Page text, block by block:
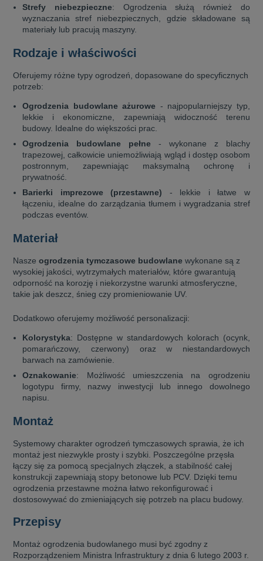
Strefy niebezpieczne: Ogrodzenia służą również do
wyznaczania stref niebezpiecznych, gdzie składowane są
materiały lub pracują maszyny.
Rodzaje i właściwości
Oferujemy różne typy ogrodzeń, dopasowane do specyficznych
potrzeb:
Ogrodzenia budowlane ażurowe - najpopularniejszy typ,
lekkie i ekonomiczne, zapewniają widoczność terenu
budowy. Idealne do większości prac.
Ogrodzenia budowlane pełne - wykonane z blachy
trapezowej, całkowicie uniemożliwiają wgląd i dostęp osobom
postronnym, zapewniając maksymalną ochronę i
prywatność.
Barierki imprezowe (przestawne) - lekkie i łatwe w
łączeniu, idealne do zarządzania tłumem i wygradzania stref
podczas eventów.
Materiał
Naszeogrodzenia tymczasowe budowlane wykonane są z
wysokiej jakości, wytrzymałych materiałów, które gwarantują
odporność na korozję i niekorzystne warunki atmosferyczne,
takie jak deszcz, śnieg czy promieniowanie UV.
Dodatkowo oferujemy możliwość personalizacji:
Kolorystyka: Dostępne w standardowych kolorach (ocynk,
pomarańczowy, czerwony) oraz w niestandardowych
barwach na zamówienie.
Oznakowanie: Możliwość umieszczenia na ogrodzeniu
logotypu firmy, nazwy inwestycji lub innego dowolnego
napisu.
Montaż
Systemowy charakter ogrodzeń tymczasowych sprawia, że ich
montaż jest niezwykle prosty i szybki. Poszczególne przęsła
łączy się za pomocą specjalnych złączek, a stabilność całej
konstrukcji zapewniają stopy betonowe lub PCV. Dzięki temu
ogrodzenia przestawne można łatwo rekonfigurować i
dostosowywać do zmieniających się potrzeb na placu budowy.
Przepisy
Montaż ogrodzenia budowlanego musi być zgodny z
Rozporządzeniem Ministra Infrastruktury z dnia 6 lutego 2003 r.